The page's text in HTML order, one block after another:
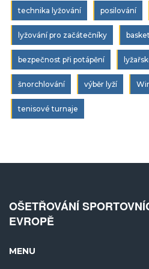
technika lyžování posilování
lyžování pro začátečníky
bezpečnost při potápění
šnorchlování výběr lyží
tenisové turnaje
OŠETŘOVÁNÍ
EVROPĚ
MENU